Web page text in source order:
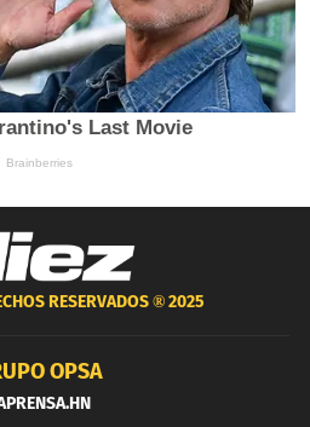
RESERVADOS ®2025
OPSA